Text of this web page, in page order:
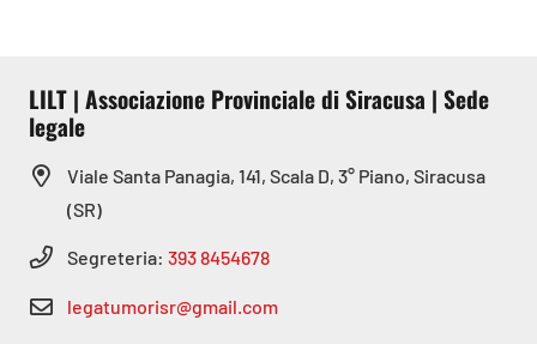
LILT | Associazione Provinciale di Siracusa | Sede
legale
Viale Santa Panagia, 141, Scala D, 3° Piano, Siracusa
(SR)
Segreteria: 393 8454678
legatumorisr@gmail.com